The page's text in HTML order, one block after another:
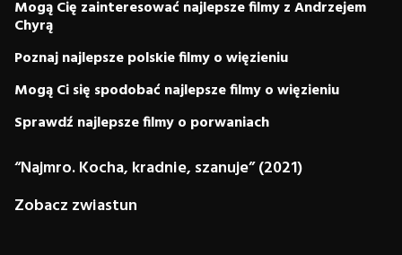
Mogą Cię zainteresować najlepsze filmy z Andrzejem
Chyrą
Poznaj najlepsze polskie filmy o więzieniu
Mogą Ci się spodobać najlepsze filmy o więzieniu
Sprawdź najlepsze filmy o porwaniach
“Najmro. Kocha, kradnie, szanuje” (2021)
Zobacz zwiastun